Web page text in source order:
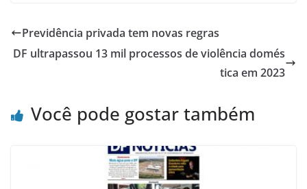
Previdência privada tem novas regras
DF ultrapassou 13 mil processos de violência domés
tica em 2023
Você pode gostar também